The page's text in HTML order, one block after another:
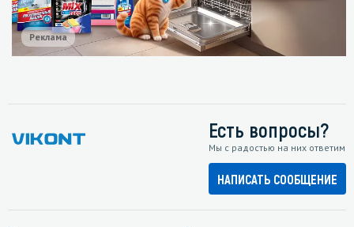
Реклама
Есть вопросы?
Мы с радостью на них ответим
НАПИСАТЬ СООБЩЕНИЕ